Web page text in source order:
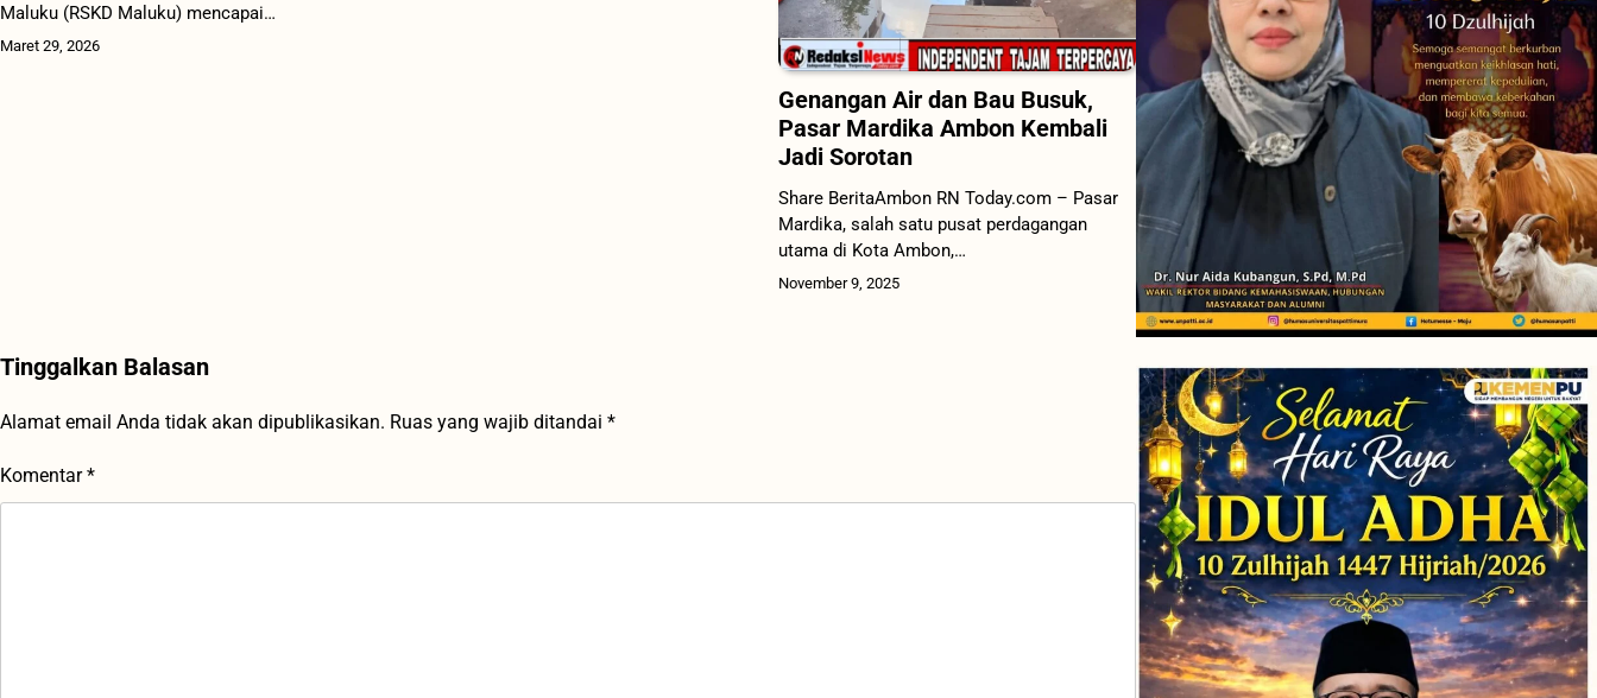
Maluku (RSKD Maluku) mencapai…
Maret 29, 2026
Genangan Air dan Bau Busuk,
Pasar Mardika Ambon Kembali
Jadi Sorotan
Share BeritaAmbon RN Today.com – Pasar
Mardika, salah satu pusat perdagangan
utama di Kota Ambon,…
November 9, 2025
Tinggalkan Balasan
Alamat email Anda tidak akan dipublikasikan. Ruas yang wajib ditandai *
Komentar*